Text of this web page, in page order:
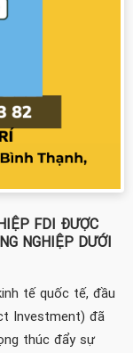
FDI ĐƯỢC
NGHIỆP DƯỚI
tế quốc tế, đầu
Investment) đã
thúc đẩy sự